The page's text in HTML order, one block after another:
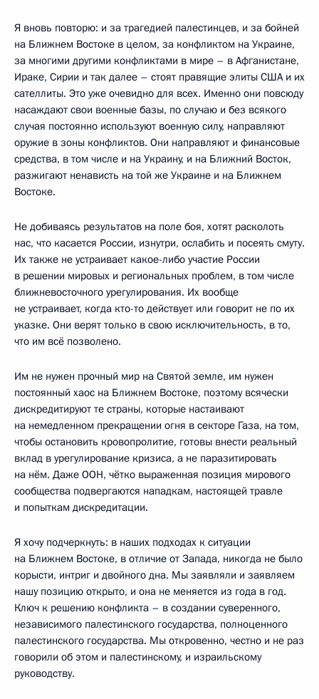
Я вновь повторю: и за трагедией палестинцев, и за бойней
на Ближнем Востоке в целом, за конфликтом на Украине,
за многими другими конфликтами в мире – в Афганистане,
Ираке, Сирии и так далее – стоят правящие элиты США и их
сателлиты. Это уже очевидно для всех. Именно они повсюду
насаждают свои военные базы, по случаю и без всякого
случая постоянно используют военную силу, направляют
оружие в зоны конфликтов. Они направляют и финансовые
средства, в том числе и на Украину, и на Ближний Восток,
разжигают ненависть на той же Украине и на Ближнем
Востоке.
Не добиваясь результатов на поле боя, хотят расколоть
нас, что касается России, изнутри, ослабить и посеять смуту.
Их также не устраивает какое-либо участие России
в решении мировых и региональных проблем, в том числе
ближневосточного урегулирования. Их вообще
не устраивает, когда кто-то действует или говорит не по их
указке. Они верят только в свою исключительность, в то,
что им всё позволено.
Им не нужен прочный мир на Святой земле, им нужен
постоянный хаос на Ближнем Востоке, поэтому всячески
дискредитируют те страны, которые настаивают
на немедленном прекращении огня в секторе Газа, на том,
чтобы остановить кровопролитие, готовы внести реальный
вклад в урегулирование кризиса, а не паразитировать
на нём. Даже ООН, чётко выраженная позиция мирового
сообщества подвергаются нападкам, настоящей травле
и попыткам дискредитации.
Я хочу подчеркнуть: в наших подходах к ситуации
на Ближнем Востоке, в отличие от Запада, никогда не было
корысти, интриг и двойного дна. Мы заявляли и заявляем
нашу позицию открыто, и она не меняется из года в год.
Ключ к решению конфликта – в создании суверенного,
независимого палестинского государства, полноценного
палестинского государства. Мы откровенно, честно и не раз
говорили об этом и палестинскому, и израильскому
руководству.